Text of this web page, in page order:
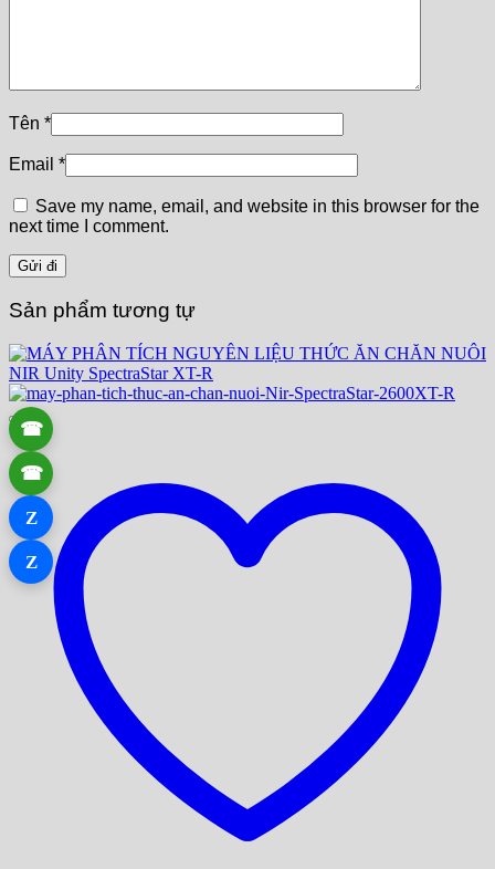
Tên *
Email *
Save my name, email, and website in this browser for the
next time I comment.
Sản phẩm tương tự
☎
☎
Z
Z